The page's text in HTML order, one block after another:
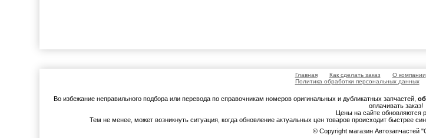
Главная Как сделать заказ О компании
Политика обработки персональных данных
Во избежание неправильного подбора или перевода по справочникам номеров оригинальных и дубликатных запчастей,
оплачивать заказ!
Цены на сайте обновляются
Тем не менее, может возникнуть ситуация, когда обновление актуальных цен товаров происходит быстрее
© Copyright магазин Автозапчастей